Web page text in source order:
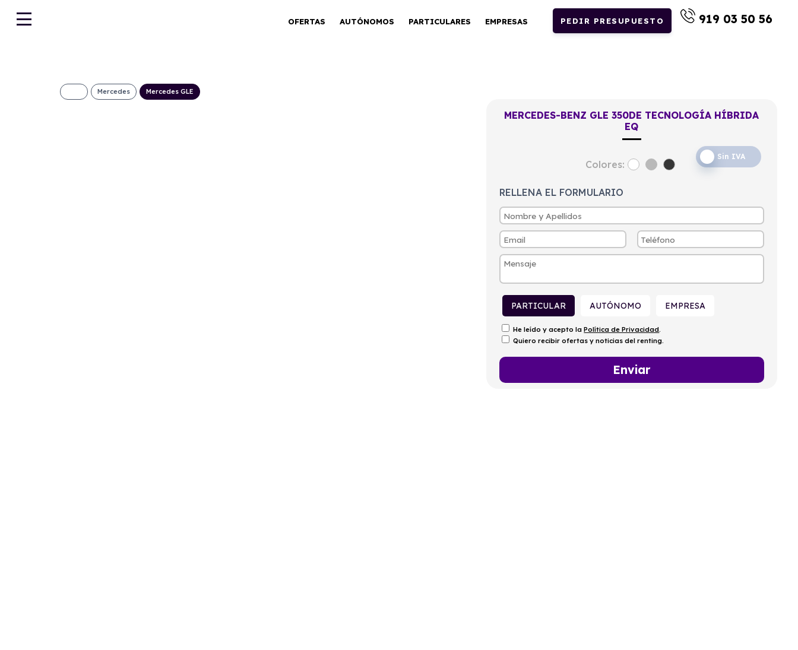
OFERTAS AUTÓNOMOS PARTICULARES EMPRESAS PEDIR PRESUPUESTO 919 03 50 56
Mercedes Mercedes GLE
Consumo
2,3l/100km
MERCEDES-BENZ GLE 350DE TECNOLOGÍA HÍBRIDA
EQ
Sin IVA
Colores:
RELLENA EL FORMULARIO
PARTICULAR AUTÓNOMO EMPRESA
He leído y acepto laPolítica de Privacidad.
Quiero recibir ofertas y noticias del renting.